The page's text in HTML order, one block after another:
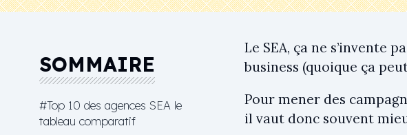
SOMMAIRE
#Top 10 des agences SEA le
tableau comparatif
Le SEA, ça ne s’invente
business (quoique ça
Pour mener des
il vaut donc souvent